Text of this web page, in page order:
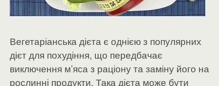
Вегетаріанська дієта є однією з популярних
дієт для похудіння, що передбачає
виключення м’яса з раціону та заміну його на
рослинні продукти. Така дієта може бути